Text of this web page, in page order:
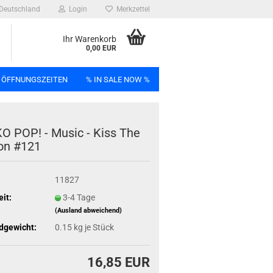
Deutschland Login Merkzettel
Ihr Warenkorb
0,00 EUR
% IN SALE NOW %
POP! - Music - Kiss The
#121
11827
3-4 Tage
(Ausland abweichend)
0.15kg je Stück
16,85 EUR